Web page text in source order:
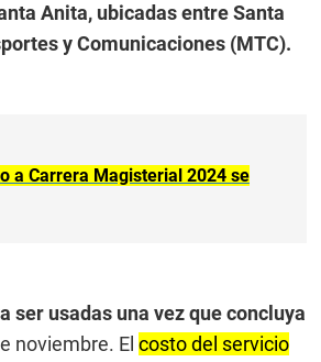
Anita, ubicadas entre Santa
y Comunicaciones (MTC).
a Carrera Magisterial 2024 se
ser usadas una vez que concluya
noviembre. El costo del servicio